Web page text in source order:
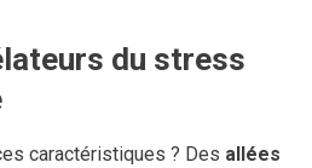
du stress
caractéristiques ? Des allées